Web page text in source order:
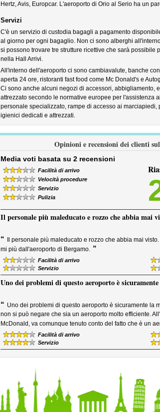
Hertz, Avis, Europcar. L'aeroporto di Orio al Serio ha un
Servizi
C'è un servizio di custodia bagagli a pagamento
al giorno per ogni bagaglio. Non ci sono alberghi
si possono trovare tre strutture ricettive che sarà possibile
nella Hall Arrivi.
All'interno dell'aeroporto ci sono cambiavalute, banche
aperta 24 ore, ristoranti fast food come Mc Donald's e
Ci sono anche alcuni negozi di accessori, abbigliamento,
attrezzato secondo le normative europee per l'assistenza
personale specializzato, rampe di accesso ai
igienici dedicati e attrezzati.
Opinioni e recensioni dei clienti
Media voti basata su 2 recensioni
Facilità di arrivo
Velocità procedure
Servizio
Pulizia
Il personale più maleducato e rozzo che abbia mai
“
Il personale più maleducato e rozzo che abbia mai
mi più dall'aeroporto di Bergamo. ”
Facilità di arrivo
Servizio
Uno dei problemi di questo aeroporto è
“ Uno dei problemi di questo aeroporto è sicuramente la
non si può negare che sia un aeroporto molto efficiente.
McDonald, va comunque tenuto conto del fatto che è un
Facilità di arrivo
Servizio